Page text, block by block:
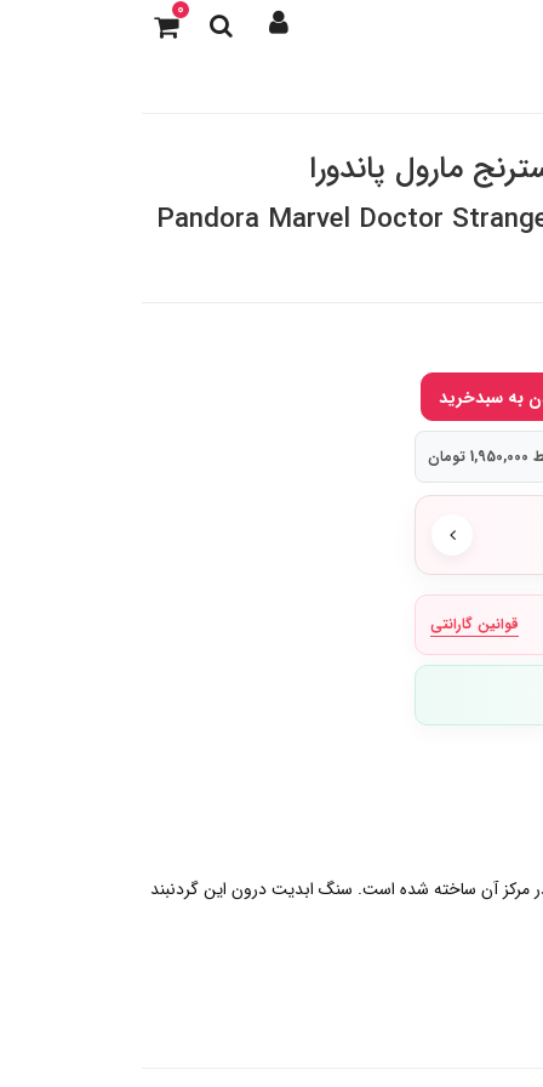
0
مارول پاندورا
Pandora Marvel Doctor
قوانین گارانتی
در مرکز آن ساخته شده است. سنگ ابدیت درون این گردنبند